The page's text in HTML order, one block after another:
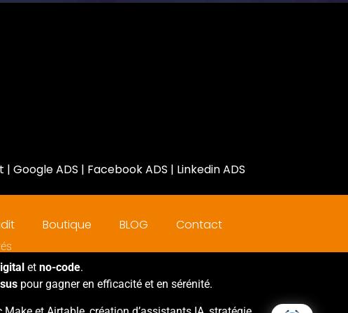
| Google ADS | Facebook ADS | Linkedin ADS
Boutique BLOG Contact
et no-code.
pour gagner en efficacité et en sérénité.